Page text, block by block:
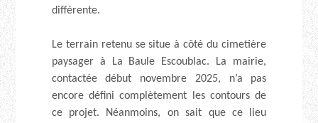
différente.
Le terrain retenu se situe à côté du cimetière
paysager à La Baule Escoublac. La mairie,
contactée début novembre 2025, n’a pas
encore défini complètement les contours de
ce projet. Néanmoins, on sait que ce lieu